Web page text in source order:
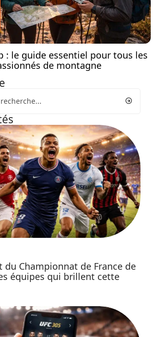
: le guide essentiel pour tous les
de montagne
du Championnat de France de
équipes qui brillent cette